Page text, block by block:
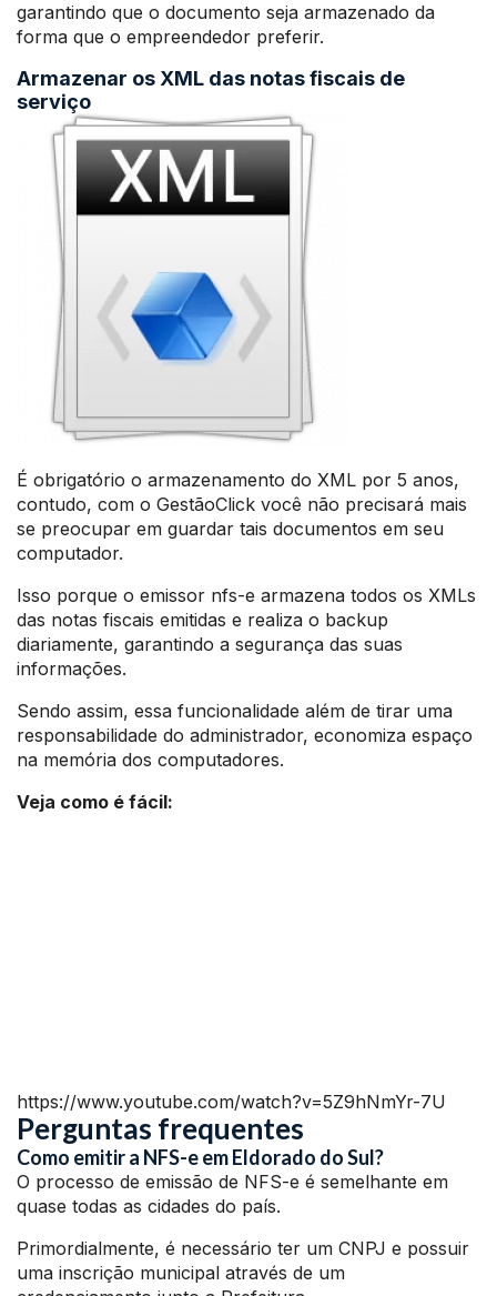
garantindo que o documento seja armazenado da
forma que o empreendedor preferir.
Armazenar os XML das notas fiscais de
serviço
É obrigatório o armazenamento do XML por 5 anos,
contudo, com o GestãoClick você não precisará mais
se preocupar em guardar tais documentos em seu
computador.
Isso porque o emissor nfs-e armazena todos os XMLs
das notas fiscais emitidas e realiza o backup
diariamente, garantindo a segurança das suas
informações.
Sendo assim, essa funcionalidade além de tirar uma
responsabilidade do administrador, economiza espaço
na memória dos computadores.
Veja como é fácil:
https://www.youtube.com/watch?v=5Z9hNmYr-7U
Perguntas frequentes
Como emitir a NFS-e em Eldorado do Sul?
O processo de emissão de NFS-e é semelhante em
quase todas as cidades do país.
Primordialmente, é necessário ter um CNPJ e possuir
uma inscrição municipal através de um